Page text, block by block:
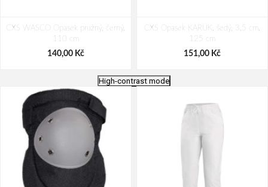
CXS WASCO Opasek pružný, černý,
110 cm
140,00 Kč
CXS Opasek KARUK, šedý, 3,5 cm,
125 cm
151,00 Kč
High-contrast mode